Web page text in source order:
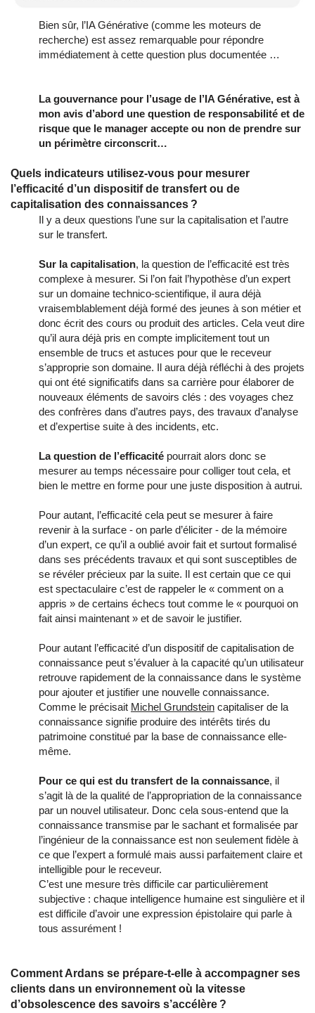
Bien sûr, l’IA Générative (comme les moteurs de
recherche) est assez remarquable pour répondre
immédiatement à cette question plus documentée …
La gouvernance pour l’usage de l’IA Générative, est à
mon avis d’abord une question de responsabilité et de
risque que le manager accepte ou non de prendre sur
un périmètre circonscrit…
Quels indicateurs utilisez-vous pour mesurer
l’efficacité d’un dispositif de transfert ou de
capitalisation des connaissances ?
Il y a deux questions l’une sur la capitalisation et l’autre
sur le transfert.
Sur la capitalisation, la question de l’efficacité est très
complexe à mesurer. Si l’on fait l’hypothèse d’un expert
sur un domaine technico-scientifique, il aura déjà
vraisemblablement déjà formé des jeunes à son métier et
donc écrit des cours ou produit des articles. Cela veut dire
qu’il aura déjà pris en compte implicitement tout un
ensemble de trucs et astuces pour que le receveur
s’approprie son domaine. Il aura déjà réfléchi à des projets
qui ont été significatifs dans sa carrière pour élaborer de
nouveaux éléments de savoirs clés : des voyages chez
des confrères dans d’autres pays, des travaux d’analyse
et d’expertise suite à des incidents, etc.
La question de l’efficacité pourrait alors donc se
mesurer au temps nécessaire pour colliger tout cela, et
bien le mettre en forme pour une juste disposition à autrui.
Pour autant, l’efficacité cela peut se mesurer à faire
revenir à la surface - on parle d’éliciter - de la mémoire
d’un expert, ce qu’il a oublié avoir fait et surtout formalisé
dans ses précédents travaux et qui sont susceptibles de
se révéler précieux par la suite. Il est certain que ce qui
est spectaculaire c’est de rappeler le « comment on a
appris » de certains échecs tout comme le « pourquoi on
fait ainsi maintenant » et de savoir le justifier.
Pour autant l’efficacité d’un dispositif de capitalisation de
connaissance peut s’évaluer à la capacité qu’un utilisateur
retrouve rapidement de la connaissance dans le système
pour ajouter et justifier une nouvelle connaissance.
Comme le précisait Michel Grundstein capitaliser de la
connaissance signifie produire des intérêts tirés du
patrimoine constitué par la base de connaissance elle-
même.
Pour ce qui est du transfert de la connaissance, il
s’agit là de la qualité de l’appropriation de la connaissance
par un nouvel utilisateur. Donc cela sous-entend que la
connaissance transmise par le sachant et formalisée par
l’ingénieur de la connaissance est non seulement fidèle à
ce que l’expert a formulé mais aussi parfaitement claire et
intelligible pour le receveur.
C’est une mesure très difficile car particulièrement
subjective : chaque intelligence humaine est singulière et il
est difficile d’avoir une expression épistolaire qui parle à
tous assurément !
Comment Ardans se prépare-t-elle à accompagner ses
clients dans un environnement où la vitesse
d’obsolescence des savoirs s’accélère ?